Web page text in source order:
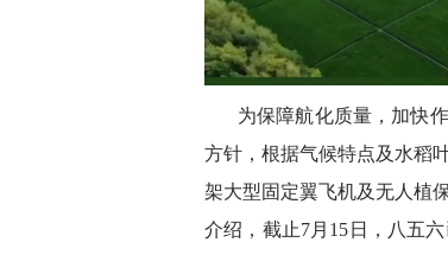
为保障航化质量，加快
方针，根据气候特点及水稻
架大型固定翼飞机及无人植
介绍，截止7月15日，八五